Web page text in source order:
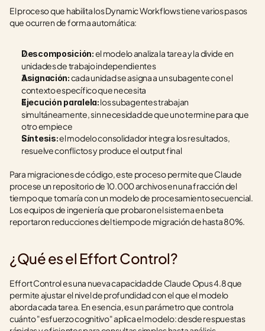
El proceso que habilita los Dynamic Workflows tiene varios pasos
que ocurren de forma automática:
Descomposición: el modelo analiza la tarea y la divide en
unidades de trabajo independientes
Asignación: cada unidad se asigna a un subagente con el
contexto específico que necesita
Ejecución paralela: los subagentes trabajan
simultáneamente, sin necesidad de que uno termine para que
otro empiece
Síntesis: el modelo consolidador integra los resultados,
resuelve conflictos y produce el output final
Para migraciones de código, este proceso permite que Claude
procese un repositorio de 10.000 archivos en una fracción del
tiempo que tomaría con un modelo de procesamiento secuencial.
Los equipos de ingeniería que probaron el sistema en beta
reportaron reducciones del tiempo de migración de hasta 80%.
¿Qué es el Effort Control?
Effort Control es una nueva capacidad de Claude Opus 4.8 que
permite ajustar el nivel de profundidad con el que el modelo
aborda cada tarea. En esencia, es un parámetro que controla
cuánto "esfuerzo cognitivo" aplica el modelo: desde respuestas